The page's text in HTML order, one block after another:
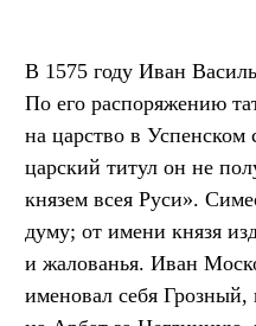
В 1575 году Иван
По его распоряжению
на царство в
царский титул он не
князем всея Руси».
думу; от имени князя
и жалованья. Иван
именовал себя